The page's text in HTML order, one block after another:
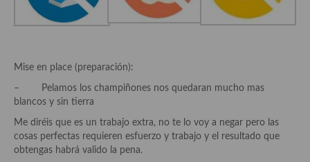
Cuscús
Masas elaboradas con harina, pizzas, quiches y demás
Plato principal
Aves
Carne
Mise en place (preparación):
– Pelamos los champiñones nos quedaran mucho mas
blancos y sin tierra
Me diréis que es un trabajo extra, no te lo voy a negar pero las
cosas perfectas requieren esfuerzo y trabajo y el resultado que
obtengas habrá valido la pena.